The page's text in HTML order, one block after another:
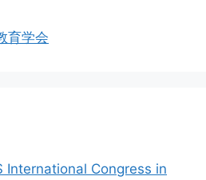
育学会
International Congress in